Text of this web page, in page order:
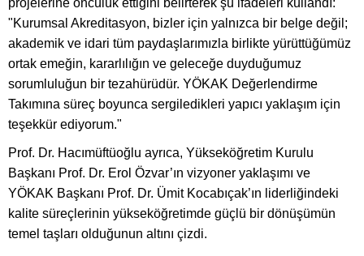
projelerine öncülük ettiğini belirterek şu ifadeleri kullandı:
"Kurumsal Akreditasyon, bizler için yalnızca bir belge değil;
akademik ve idari tüm paydaşlarımızla birlikte yürüttüğümüz
ortak emeğin, kararlılığın ve geleceğe duyduğumuz
sorumluluğun bir tezahürüdür. YÖKAK Değerlendirme
Takımına süreç boyunca sergiledikleri yapıcı yaklaşım için
teşekkür ediyorum."
Prof. Dr. Hacımüftüoğlu ayrıca, Yükseköğretim Kurulu
Başkanı Prof. Dr. Erol Özvar’ın vizyoner yaklaşımı ve
YÖKAK Başkanı Prof. Dr. Ümit Kocabıçak’ın liderliğindeki
kalite süreçlerinin yükseköğretimde güçlü bir dönüşümün
temel taşları olduğunun altını çizdi.